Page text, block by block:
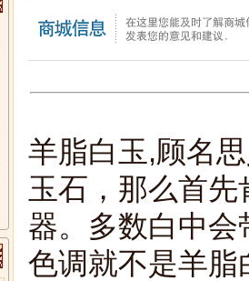
羊脂白玉,顾名
玉石，那么首
器。多数白中
色调就不是羊脂